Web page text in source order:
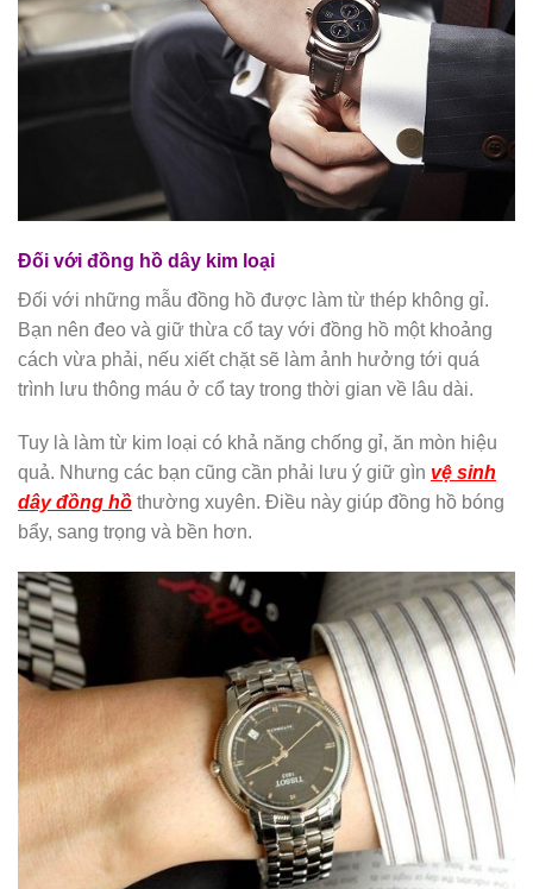
Đối với đồng hồ dây kim loại
Đối với những mẫu đồng hồ được làm từ thép không gỉ.
Bạn nên đeo và giữ thừa cổ tay với đồng hồ một khoảng
cách vừa phải, nếu xiết chặt sẽ làm ảnh hưởng tới quá
trình lưu thông máu ở cổ tay trong thời gian về lâu dài.
Tuy là làm từ kim loại có khả năng chống gỉ, ăn mòn hiệu
quả. Nhưng các bạn cũng cần phải lưu ý giữ gìn vệ sinh
dây đồng hồ thường xuyên. Điều này giúp đồng hồ bóng
bẩy, sang trọng và bền hơn.